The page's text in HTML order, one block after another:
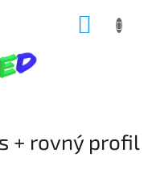
+ rovný profil